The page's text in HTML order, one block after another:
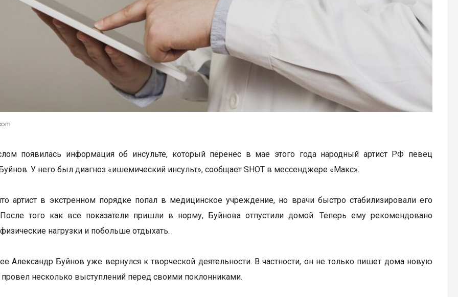
появилась информация об инсульте, который перенес в мае этого года народный артист РФ певец
У него был диагноз «ишемический инсульт», сообщает SHOT в мессенджере «Макс».
артист в экстренном порядке попал в медицинское учреждение, но врачи быстро стабилизировали его
После того как все показатели пришли в норму, Буйнова отпустили домой. Теперь ему рекомендовано
нагрузки и побольше отдыхать.
Александр Буйнов уже вернулся к творческой деятельности. В частности, он не только пишет дома новую
несколько выступлений перед своими поклонниками.